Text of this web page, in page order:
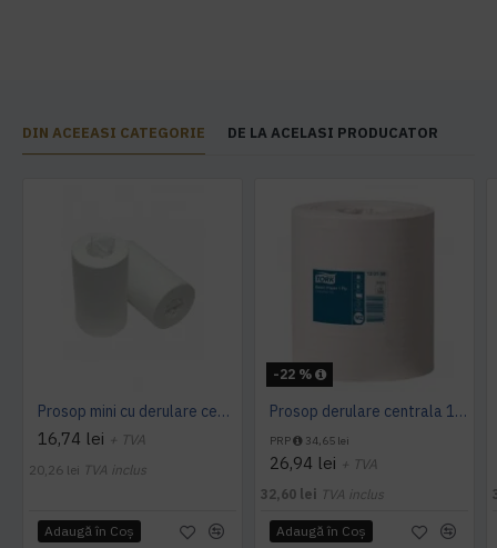
DIN ACEEASI CATEGORIE DE LA ACELASI PRODUCATOR
Prosop mini cu derulare centrala 1 pliu, 120 m Tork
16,74 lei + TVA
20,26 lei TVA inclus
Adaugă în Coş
-22 %
Prosop derulare centrala 1 pliu, 300 m Tork
PRP 34,65 lei
26,94 lei + TVA
32,60 lei TVA inclus
Adaugă în Coş